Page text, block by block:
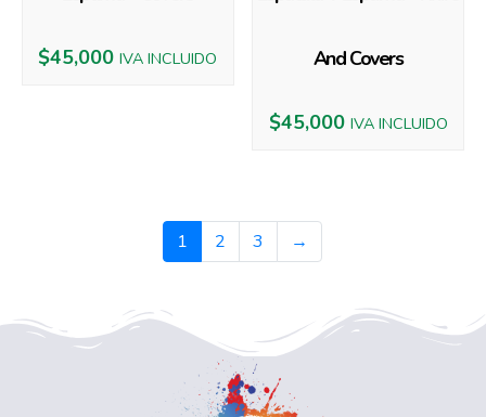
$45,000 IVA INCLUIDO And Covers
$45,000 IVA INCLUIDO
1 2 3 →